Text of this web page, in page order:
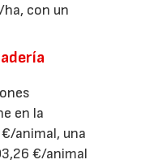
con un
en la
animal, una
€/animal